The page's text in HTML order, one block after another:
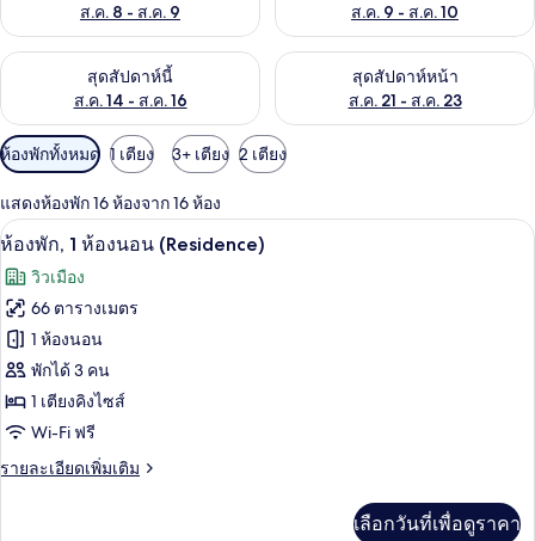
ส.ค. 8 - ส.ค. 9
ส.ค. 9 - ส.ค. 10
สุดสัปดาห์นี้
ส.ค. 14 - ส.ค. 16
ตรวจสอบจำนวนห้องพักว่างในสุดสัปดาห์นี้ ส.ค. 14 - ส.ค. 16
สุดสัปดาห์หน้า
ส.ค. 21 - ส.ค. 23
ตรวจสอบจำนวนห้องพักว่างใน
ตัว
กรอง
ที่
มี
ให้
สำหรับ
ห้อง
พัก
ห้องพักทั้งหมด 1 เตียง 3+ เตียง 2 เตียง
แสดงห้องพัก 16 ห้องจาก 16 ห้อง
เปิด
ภาพถ่าย
ทั้งหมด
ของ
ห้อง
พัก,
1
ห้อง
ห้องพัก, 1 ห้องนอน (Residence) | ผ้า
8
ห้องพัก, 1 ห้องนอน (Residence)
วิวเมือง
66 ตารางเมตร
1 ห้องนอน
พักได้ 3 คน
1 เตียงคิงไซส์
Wi-Fi ฟรี
รายละเอียดเพิ่มเติม
ราย
เลือกวันที่เพื่อดูราคา